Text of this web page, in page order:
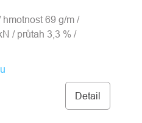
Detail
69 g/m /
/ průtah 3,3 % /